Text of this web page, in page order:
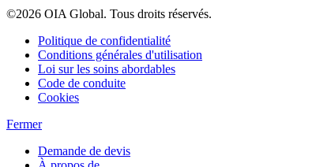
©2026 OIA Global. Tous droits réservés.
Politique de confidentialité
Conditions générales d'utilisation
Loi sur les soins abordables
Code de conduite
Cookies
Fermer
Demande de devis